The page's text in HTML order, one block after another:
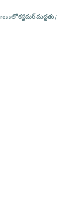
కస్టమర్ మద్దతు /